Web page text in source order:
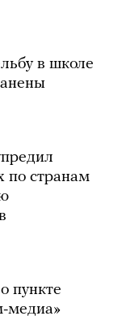
в школе
по странам
пункте
медиа»